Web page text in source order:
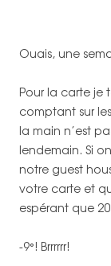
Ouais, une
Pour la carte je
comptant sur
la main n’est
lendemain. Si
notre guest
votre carte et
espérant que
-9°! Brrrrrr!